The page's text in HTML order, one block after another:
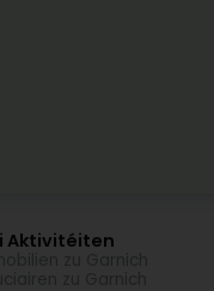
Aktivitéiten